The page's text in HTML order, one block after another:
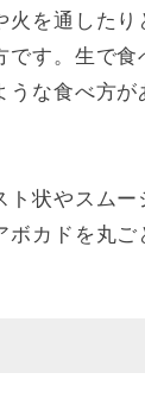
を通したり
す。生で
な食べ方が
状やスムー
カドを丸ご